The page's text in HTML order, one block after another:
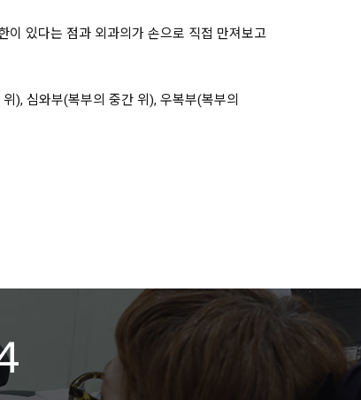
이 있다는 점과 외과의가 손으로 직접 만져보고
), 심와부(복부의 중간 위), 우복부(복부의